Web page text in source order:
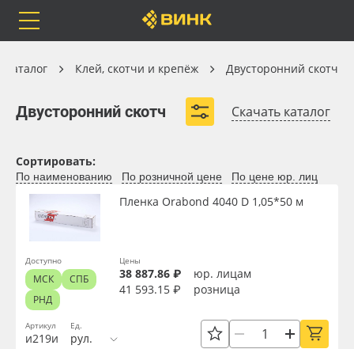
Каталог
Orafol
Бренды
Доставка
Оплата
Весь каталог
Рулонные материалы
Самоклеящиеся плёнки
Листовые материалы
Чернила
Каталог Клей, скотчи и крепёж Двусторонний скотч
Двусторонний скотч Скачать каталог
Клей, скотчи и крепёж
Двусторонний скотч ORABOND®
Двусторонние клейкие ленты 3M™
Двусторонний скотч Vikutape
Двусторонний скотч SM Chemie™
Двусторонний скотч AFOAM®
Сортировать:
По наименованию По розничной цене По цене юр. лиц
Артикул
и219и
Пленка Orabond 4040 D 1,05*50 м
Ед.
рул.
Цены
38 887.86 ₽
юр. лицам
41 593.15 ₽
розница
Доступно
МСК
СПБ
РНД